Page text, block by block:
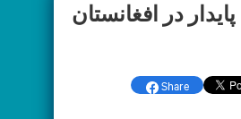
در افغانستان
Share